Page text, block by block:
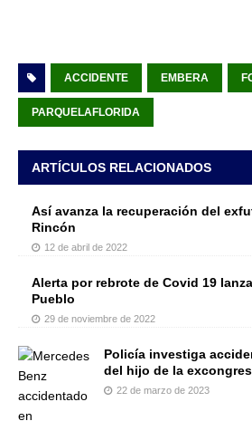
ACCIDENTE EMBERA
PARQUELAFLORIDA
ARTÍCULOS RELACIONADOS
Así avanza la recuperación del
Rincón
12 de abril de 2022
Alerta por rebrote de Covid 19
Pueblo
29 de noviembre de 2022
Policía investiga
del hijo de la
22 de marzo de 2023